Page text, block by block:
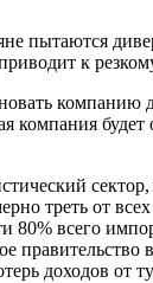
пытаются
к
треть от
80% всего
доходов от